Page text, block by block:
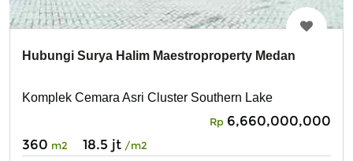
Hubungi Surya Halim Maestroproperty Medan
Komplek Cemara Asri Cluster Southern Lake
Rp 6,660,000,000
360 m2 18.5 jt /m2